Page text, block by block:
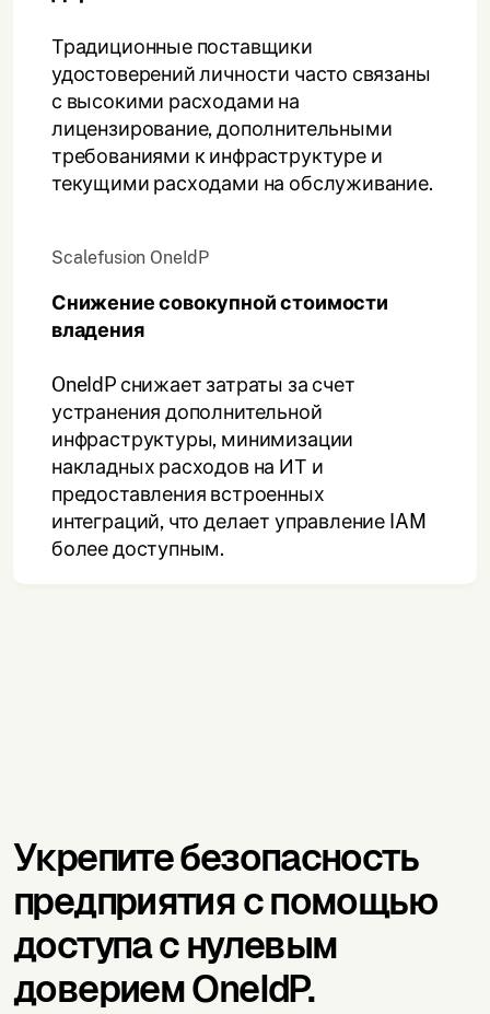
Традиционные поставщики
удостоверений личности часто связаны
с высокими расходами на
лицензирование, дополнительными
требованиями к инфраструктуре и
текущими расходами на обслуживание.
Scalefusion OneIdP
Снижение совокупной стоимости
владения
OneIdP снижает затраты за счет
устранения дополнительной
инфраструктуры, минимизации
накладных расходов на ИТ и
предоставления встроенных
интеграций, что делает управление IAM
более доступным.
Укрепите безопасность
предприятия с помощью
доступа с нулевым
доверием OneIdP.